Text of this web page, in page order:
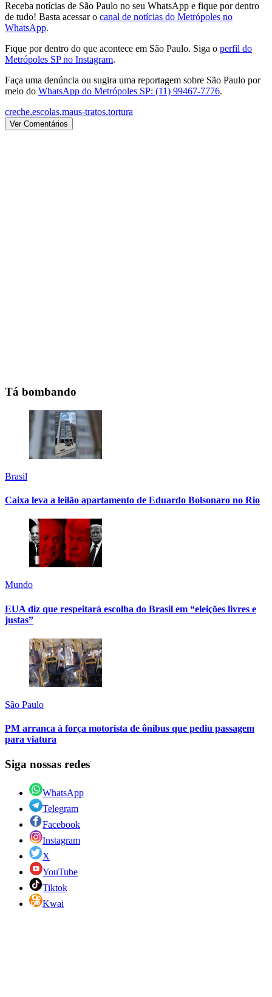
Receba notícias de São Paulo no seu WhatsApp e fique por dentro
de tudo! Basta acessar o canal de notícias do Metrópoles no
WhatsApp.
Fique por dentro do que acontece em São Paulo. Siga o perfil do
Metrópoles SP no Instagram.
Faça uma denúncia ou sugira uma reportagem sobre São Paulo por
meio do WhatsApp do Metrópoles SP: (11) 99467-7776.
creche,escolas,maus-tratos,tortura
Ver Comentários
Tá bombando
Brasil
Caixa leva a leilão apartamento de Eduardo Bolsonaro no Rio
Mundo
EUA diz que respeitará escolha do Brasil em “eleições livres e
justas”
São Paulo
PM arranca à força motorista de ônibus que pediu passagem
para viatura
Siga nossas redes
WhatsApp
Telegram
Facebook
Instagram
X
YouTube
Tiktok
Kwai